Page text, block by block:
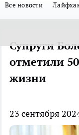
Все новости
Супруги
отметили
жизни
23 сентября